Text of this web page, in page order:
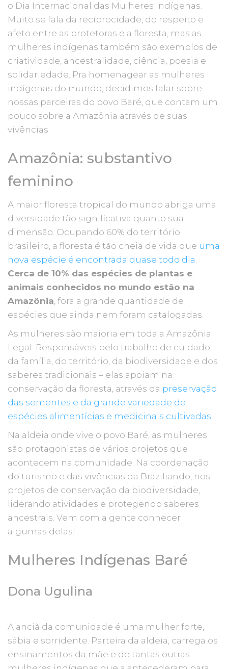
o Dia Internacional das Mulheres Indígenas.
Muito se fala da reciprocidade, do respeito e
afeto entre as protetoras e a floresta, mas as
mulheres indígenas também são exemplos de
criatividade, ancestralidade, ciência, poesia e
solidariedade. Pra homenagear as mulheres
indígenas do mundo, decidimos falar sobre
nossas parceiras do povo Baré, que contam um
pouco sobre a Amazônia através de suas
vivências.
Amazônia: substantivo
feminino
A maior floresta tropical do mundo abriga uma
diversidade tão significativa quanto sua
dimensão. Ocupando 60% do território
brasileiro, a floresta é tão cheia de vida que uma
nova espécie é encontrada quase todo dia.
Cerca de 10% das espécies de plantas e
animais conhecidos no mundo estão na
Amazônia, fora a grande quantidade de
espécies que ainda nem foram catalogadas.
As mulheres são maioria em toda a Amazônia
Legal. Responsáveis pelo trabalho de cuidado –
da família, do território, da biodiversidade e dos
saberes tradicionais – elas apoiam na
conservação da floresta, através da preservação
das sementes e da grande variedade de
espécies alimentícias e medicinais cultivadas.
Na aldeia onde vive o povo Baré, as mulheres
são protagonistas de vários projetos que
acontecem na comunidade. Na coordenação
do turismo e das vivências da Braziliando, nos
projetos de conservação da biodiversidade,
liderando atividades e protegendo saberes
ancestrais. Vem com a gente conhecer
algumas delas!
Mulheres Indígenas Baré
Dona Ugulina
A anciã da comunidade é uma mulher forte,
sábia e sorridente. Parteira da aldeia, carrega os
ensinamentos da mãe e de tantas outras